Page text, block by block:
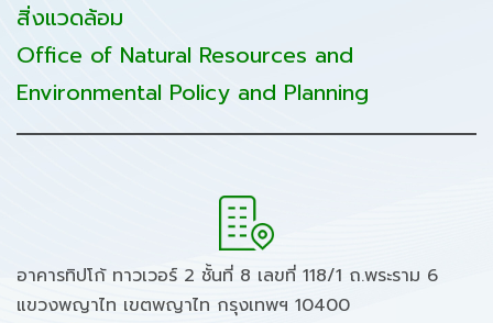
สิ่งแวดล้อม
Office of Natural Resources and
Environmental Policy and Planning
อาคารทิปโก้ ทาวเวอร์ 2 ชั้นที่ 8 เลขที่ 118/1 ถ.พระราม 6
แขวงพญาไท เขตพญาไท กรุงเทพฯ 10400